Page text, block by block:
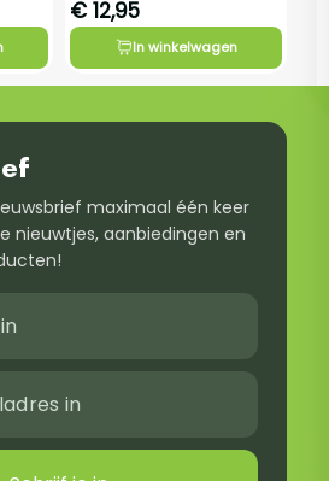
€ 12,95
In winkelwagen
maximaal één keer
nieuwtjes, aanbiedingen en